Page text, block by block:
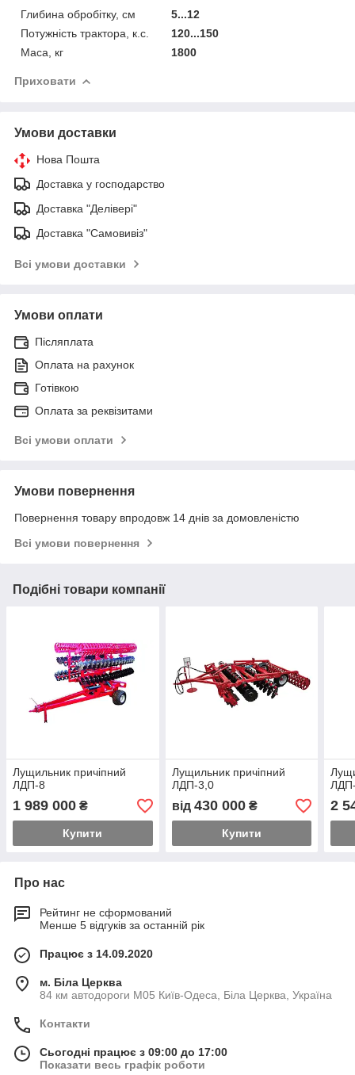
Глибина обробітку, см
5...12
Потужність трактора, к.с.
120...150
Маса, кг
1800
Приховати
Умови доставки
Нова Пошта
Доставка у господарство
Доставка "Делівері"
Доставка "Самовивіз"
Всі умови доставки
Умови оплати
Післяплата
Оплата на рахунок
Готівкою
Оплата за реквізитами
Всі умови оплати
Умови повернення
Повернення товару впродовж 14 днів за домовленістю
Всі умови повернення
Подібні товари компанії
Лущильник причіпний
ЛДП-8
1 989 000 ₴
Купити
Лущильник причіпний
ЛДП-3,0
від 430 000₴
Купити
2
Про нас
Рейтинг не сформований
Менше 5 відгуків за останній рік
Працює з 14.09.2020
м. Біла Церква
84 км автодороги М05 Київ-Одеса, Біла Церква, Україна
Контакти
Сьогодні працює з 09:00 до 17:00
Показати весь графік роботи